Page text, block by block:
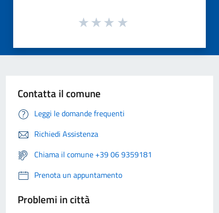
Contatta il comune
Leggi le domande frequenti
Richiedi Assistenza
Chiama il comune +39 06 9359181
Prenota un appuntamento
Problemi in città